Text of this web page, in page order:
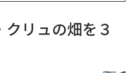
リュの畑を３